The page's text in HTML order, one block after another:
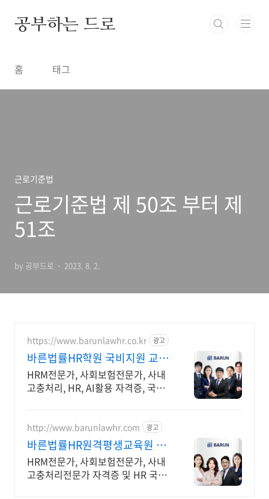
공부하는 드로
홈 태그
근로기준법
근로기준법 제 50조 부터 제
51조
by 공부드로 2023. 8. 2.
https://www.barunlawhr.co.kr 광고
바른법률HR학원 국비지원 교육
과정
HRM전문가, 사회보험전문가, 사내
고충처리, HR, AI활용 자격증, 국비
http://www.barunlawhr.com 광고
바른법률HR원격평생교육원 국
비 원격훈련기관
HRM전문가, 사회보험전문가, 사내
고충처리전문가 자격증 및 HR 국비